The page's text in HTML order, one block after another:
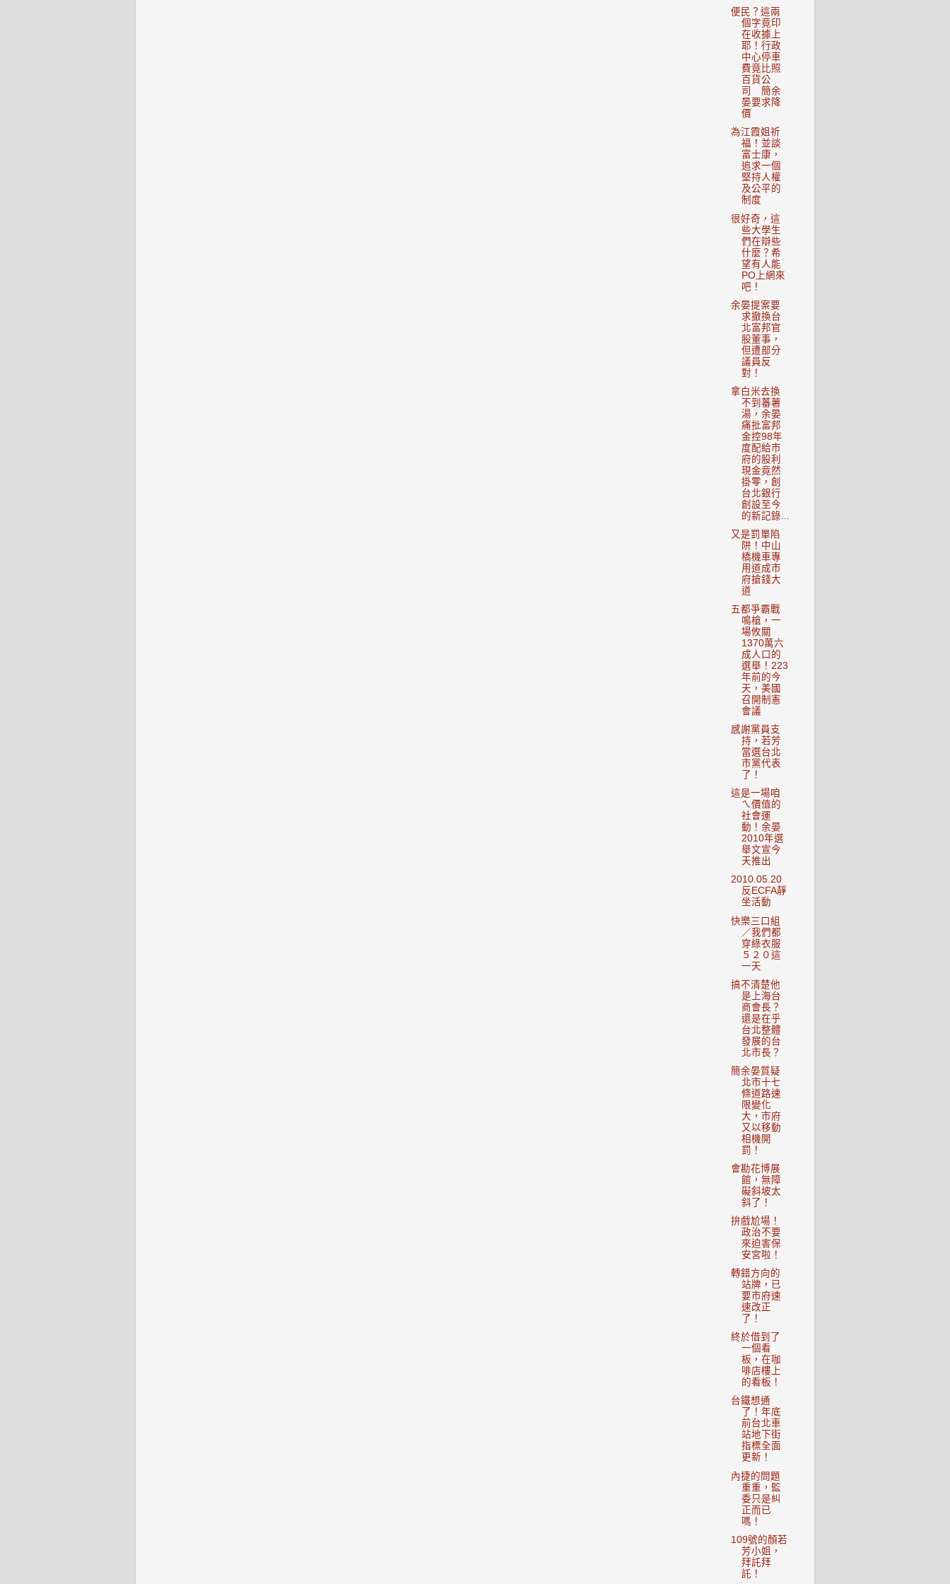
便民？這兩
個字竟印
在收據上
耶！行政
中心停車
費竟比照
百貨公
司 簡余
晏要求降
價
為江霞姐祈
福！並談
富士康，
追求一個
堅持人權
及公平的
制度
很好奇，這
些大學生
們在辯些
什麼？希
望有人能
PO上網來
吧！
余晏提案要
求撤換台
北富邦官
股董事，
但遭部分
議員反
對！
拿白米去換
不到蕃薯
湯，余晏
痛批富邦
金控98年
度配給市
府的股利
現金竟然
掛零，創
台北銀行
創設至今
的新記錄...
又是罰單陷
阱！中山
橋機車專
用道成市
府搶錢大
道
五都爭霸戰
鳴槍，一
場攸關
1370萬六
成人口的
選舉！223
年前的今
天，美國
召開制憲
會議
感謝黨員支
持，若芳
當選台北
市黨代表
了！
這是一場咱
ㄟ價值的
社會運
動！余晏
2010年選
舉文宣今
天推出
2010.05.20
反ECFA靜
坐活動
快樂三口組
／我們都
穿綠衣服
５２０這
一天
搞不清楚他
是上海台
商會長？
還是在乎
台北整體
發展的台
北市長？
簡余晏質疑
北市十七
條道路速
限變化
大，市府
又以移動
相機開
罰！
會勘花博展
館，無障
礙斜坡太
斜了！
拚戲尬場！
政治不要
來迫害保
安宮啦！
轉錯方向的
站牌，已
要市府速
速改正
了！
終於借到了
一個看
板，在咖
啡店樓上
的看板！
台鐵想通
了！年底
前台北車
站地下街
指標全面
更新！
內捷的問題
重重，監
委只是糾
正而已
嗎！
109號的顏若
芳小姐，
拜託拜
託！